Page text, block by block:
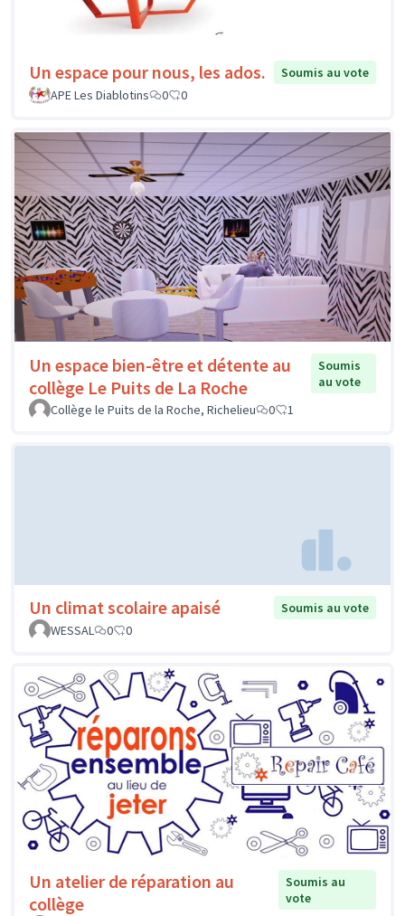
Un espace pour nous, les ados.
Soumis au vote
APE Les Diablotins
0 0
Un espace bien-être et détente au
collège Le Puits de La Roche
Soumis
au vote
Collège le Puits de la Roche, Richelieu
0 1
Un climat scolaire apaisé
Soumis au vote
WESSAL
0 0
Un atelier de réparation au
collège
Soumis au
vote